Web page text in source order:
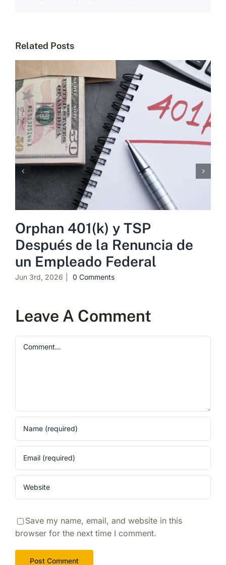
Related Posts
Orphan 401(k) y TSP
Después de la Renuncia de
un Empleado Federal
Jun 3rd, 2026 0 Comments
Leave A Comment
Save my name, email, and website in this
browser for the next time I comment.